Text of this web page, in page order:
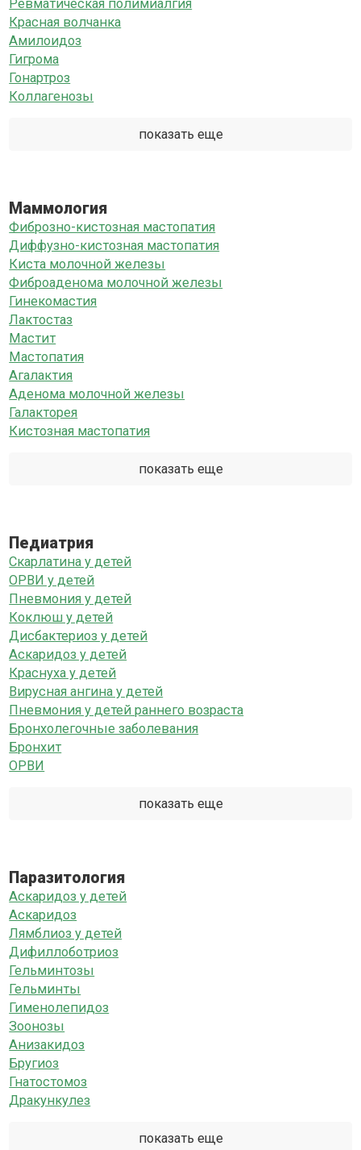
Ревматическая полимиалгия
Красная волчанка
Амилоидоз
Гигрома
Гонартроз
Коллагенозы
показать еще
Маммология
Фиброзно-кистозная мастопатия
Диффузно-кистозная мастопатия
Киста молочной железы
Фиброаденома молочной железы
Гинекомастия
Лактостаз
Мастит
Мастопатия
Агалактия
Аденома молочной железы
Галакторея
Кистозная мастопатия
показать еще
Педиатрия
Скарлатина у детей
ОРВИ у детей
Пневмония у детей
Коклюш у детей
Дисбактериоз у детей
Аскаридоз у детей
Краснуха у детей
Вирусная ангина у детей
Пневмония у детей раннего возраста
Бронхолегочные заболевания
Бронхит
ОРВИ
показать еще
Паразитология
Аскаридоз у детей
Аскаридоз
Лямблиоз у детей
Дифиллоботриоз
Гельминтозы
Гельминты
Гименолепидоз
Зоонозы
Анизакидоз
Бругиоз
Гнатостомоз
Дракункулез
показать еще